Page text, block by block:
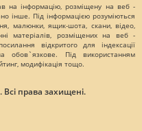
на інформацію, розміщену на веб -
інше. Під інформацією розуміються
малюнки, ящик-шота, скани, відео,
матеріалів, розміщених на веб -
відкритого для індексації
обов`язкове. Під використанням
модифікація тощо.
права захищені.